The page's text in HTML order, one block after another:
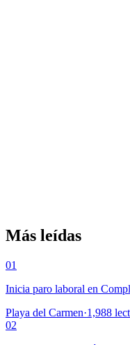
Más leídas
01
Inicia paro laboral en
Playa del Carmen·1,988
02